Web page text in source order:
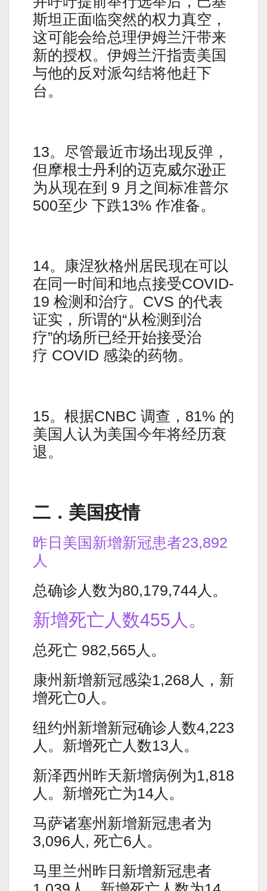
斯坦正面临突然的权力真空，
这可能会给总理伊姆兰汗带来
新的授权。伊姆兰汗指责美国
与他的反对派勾结将他赶下
台。
13。尽管最近市场出现反弹，
但摩根士丹利的迈克威尔逊正
为从现在到 9 月之间标准普尔
500至少 下跌13% 作准备。
14。康涅狄格州居民现在可以
在同一时间和地点接受COVID-
19 检测和治疗。CVS 的代表
证实，所谓的“从检测到治
疗”的场所已经开始接受治
疗 COVID 感染的药物。
15。根据CNBC 调查，81% 的
美国人认为美国今年将经历衰
退。
二．美国疫情
昨日美国新增新冠患者23,892
人
总确诊人数为80,179,744人。
新增死亡人数455人。
总死亡 982,565人。
康州新增新冠感染1,268人，新
增死亡0人。
纽约州新增新冠确诊人数4,223
人。新增死亡人数13人。
新泽西州昨天新增病例为1,818
人。新增死亡为14人。
马萨诸塞州新增新冠患者为
3,096人, 死亡6人。
马里兰州昨日新增新冠患者